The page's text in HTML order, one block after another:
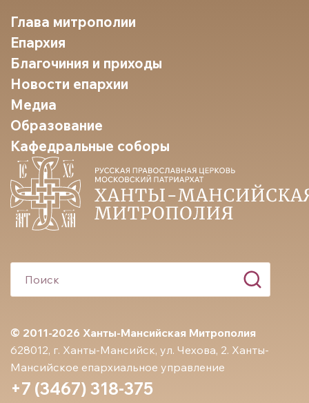
© 2011-2026 Ханты-Мансийская Митрополия
628012, г. Ханты-Мансийск, ул. Чехова, 2. Ханты-
Мансийское епархиальное управление
+7 (3467) 318-375
Глава митрополии
Епархия
Благочиния и приходы
Новости епархии
Медиа
Образование
Кафедральные соборы